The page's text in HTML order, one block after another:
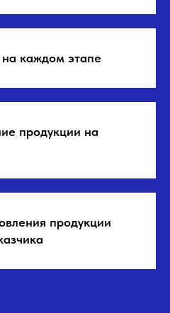
на каждом этапе
продукции на
продукции